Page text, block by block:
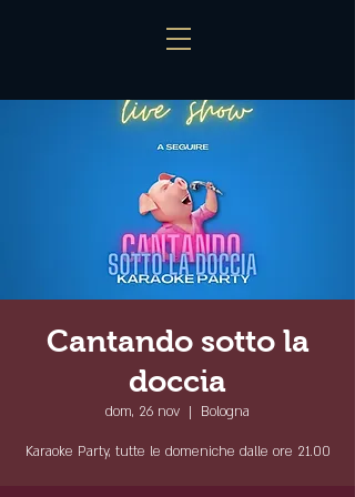
Cantando sotto la
doccia
dom, 26 nov
  |
Bologna
Karaoke Party, tutte le domeniche dalle ore 21.00